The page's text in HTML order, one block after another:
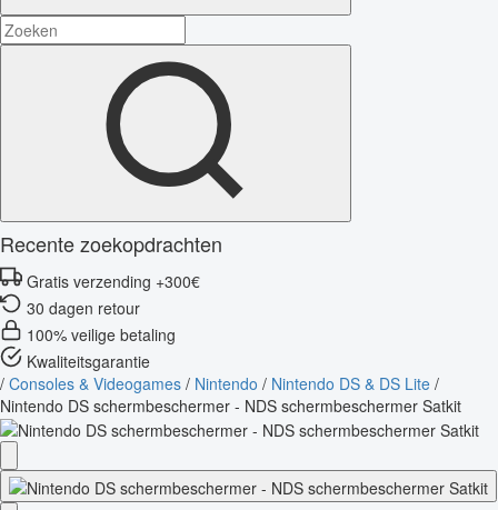
Recente zoekopdrachten
Gratis verzending +300€
30 dagen retour
100% veilige betaling
Kwaliteitsgarantie
/ Consoles & Videogames / Nintendo / Nintendo DS & DS Lite /
Nintendo DS schermbeschermer - NDS schermbeschermer Satkit